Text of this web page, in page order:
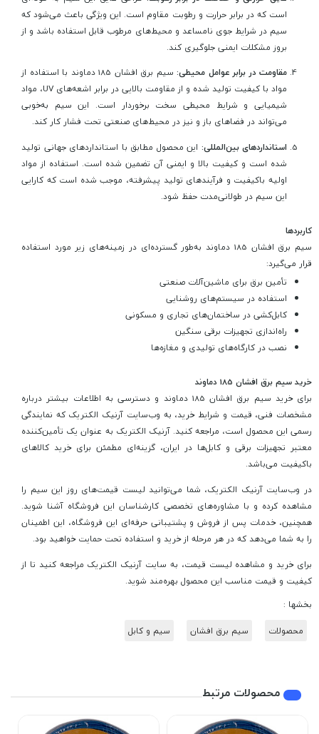
است که در برابر حرارت و رطوبت مقاوم است. این ویژگی باعث می‌شود که
سیم در شرایط جوی نامساعد و محیط‌های مرطوب قابل استفاده باشد و از
بروز مشکلات ایمنی جلوگیری کند.
مقاومت در برابر عوامل محیطی:
سیم برق افشان 185 دماوند با استفاده از
مواد با کیفیت تولید شده و از مقاومت بالایی در برابر اشعه‌های UV، مواد
شیمیایی و شرایط محیطی سخت برخوردار است. این سیم به‌خوبی
می‌تواند در فضاهای باز و نیز در محیط‌های صنعتی تحت فشار کار کند.
استانداردهای بین‌المللی: این محصول مطابق با استانداردهای جهانی تولید
شده است و کیفیت بالا و ایمنی آن تضمین شده است. استفاده از مواد
اولیه باکیفیت و فرآیندهای تولید پیشرفته، موجب شده است که کارایی
این سیم در طولانی‌مدت حفظ شود.
کاربردها
سیم برق افشان 185 دماوند به‌طور گسترده‌ای در زمینه‌های زیر مورد استفاده
قرار می‌گیرد:
تأمین برق برای ماشین‌آلات صنعتی
استفاده در سیستم‌های روشنایی
کابل‌کشی در ساختمان‌های تجاری و مسکونی
راه‌اندازی تجهیزات برقی سنگین
نصب در کارگاه‌های تولیدی و مغازه‌ها
خرید سیم برق افشان 185 دماوند
برای خرید سیم برق افشان 185 دماوند و دسترسی به اطلاعات بیشتر درباره
مشخصات فنی، قیمت و شرایط خرید، به وب‌سایت آرنیک الکتریک که نمایندگی
رسمی این محصول است، مراجعه کنید. آرنیک الکتریک به عنوان یک تأمین‌کننده
معتبر تجهیزات برقی و کابل‌ها در ایران، گزینه‌ای مطمئن برای خرید کالاهای
باکیفیت می‌باشد.
در وب‌سایت آرنیک الکتریک، شما می‌توانید لیست قیمت‌های روز این سیم را
مشاهده کرده و با مشاوره‌های تخصصی کارشناسان این فروشگاه آشنا شوید.
همچنین، خدمات پس از فروش و پشتیبانی حرفه‌ای این فروشگاه، این اطمینان
را به شما می‌دهد که در هر مرحله از خرید و استفاده تحت حمایت خواهید بود.
برای خرید و مشاهده لیست قیمت، به سایت آرنیک الکتریک مراجعه کنید تا از
کیفیت و قیمت مناسب این محصول بهره‌مند شوید.
بخشها :
محصولات
سیم برق افشان سیم و کابل
محصولات مرتبط